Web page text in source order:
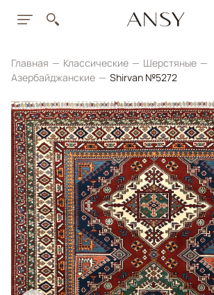
Главная Классические
Шерстяные
Азербайджанские
Shirvan №5272